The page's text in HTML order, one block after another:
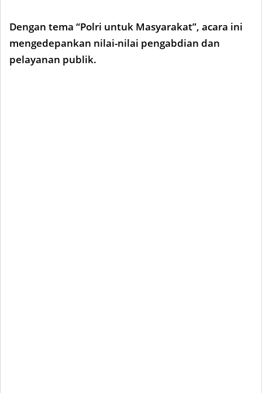
Dengan tema “Polri untuk Masyarakat”, acara ini
mengedepankan nilai-nilai pengabdian dan
pelayanan publik.